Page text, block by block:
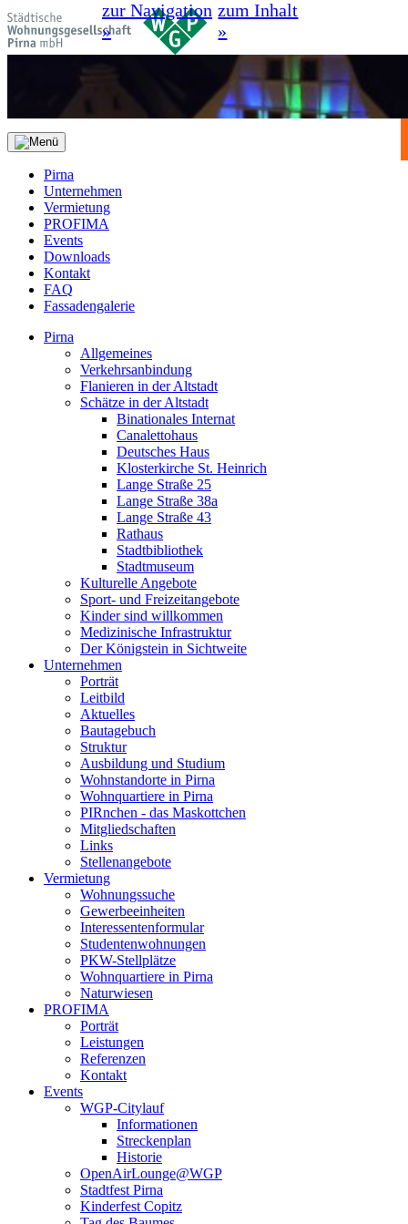
zur Navigation
»
zum Inhalt
»
Pirna
Unternehmen
Vermietung
PROFIMA
Events
Downloads
Kontakt
FAQ
Fassadengalerie
Pirna
Allgemeines
Verkehrsanbindung
Flanieren in der Altstadt
Schätze in der Altstadt
Binationales Internat
Canalettohaus
Deutsches Haus
Klosterkirche St. Heinrich
Lange Straße 25
Lange Straße 38a
Lange Straße 43
Rathaus
Stadtbibliothek
Stadtmuseum
Kulturelle Angebote
Sport- und Freizeitangebote
Kinder sind willkommen
Medizinische Infrastruktur
Der Königstein in Sichtweite
Unternehmen
Porträt
Leitbild
Aktuelles
Bautagebuch
Struktur
Ausbildung und Studium
Wohnstandorte in Pirna
Wohnquartiere in Pirna
PIRnchen - das Maskottchen
Mitgliedschaften
Links
Stellenangebote
Vermietung
Wohnungssuche
Gewerbeeinheiten
Interessentenformular
Studentenwohnungen
PKW-Stellplätze
Wohnquartiere in Pirna
Naturwiesen
PROFIMA
Porträt
Leistungen
Referenzen
Kontakt
Events
WGP-Citylauf
Informationen
Streckenplan
Historie
OpenAirLounge@WGP
Stadtfest Pirna
Kinderfest Copitz